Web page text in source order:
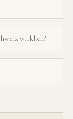
wirklich?